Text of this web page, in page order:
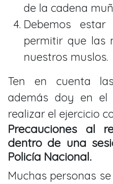
de la cadena
Debemos
permitir que las
nuestros muslos.
Ten en cuenta
además doy en el
realizar el ejercicio
Precauciones al
dentro de una
Policía Nacional.
Muchas personas